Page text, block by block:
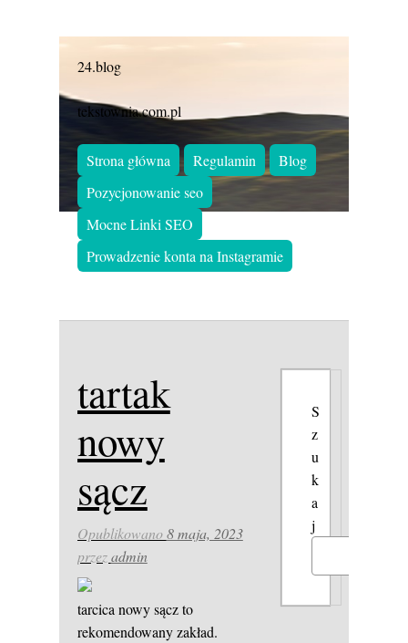
24.blog
tekstownia.com.pl
Strona główna Regulamin
Blog
Pozycjonowanie seo
Mocne Linki SEO
Prowadzenie konta na Instagramie
tartak
nowy
sącz
Opublikowano8 maja, 2023
przezadmin
tarcica nowy sącz to
rekomendowany zakład.
S
z
u
k
a
j